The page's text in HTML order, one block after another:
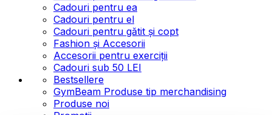
Cadouri pentru ea
Cadouri pentru el
Cadouri pentru gătit și copt
Fashion și Accesorii
Accesorii pentru exerciții
Cadouri sub 50 LEI
Bestsellere
GymBeam Produse tip merchandising
Produse noi